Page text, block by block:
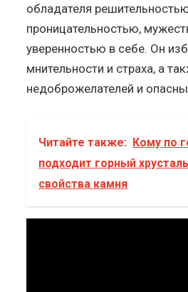
обладателя
проницательностью,
уверенностью в себе. Он
мнительности и страха, а
недоброжелателей и
Читайте также: Кому по
подходит горный
свойства камня